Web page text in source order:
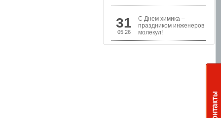
31
05.26
С Днем химика –
праздником инженеров
молекул!